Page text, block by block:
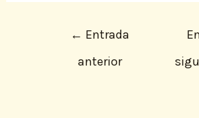
← Entrada
anterior